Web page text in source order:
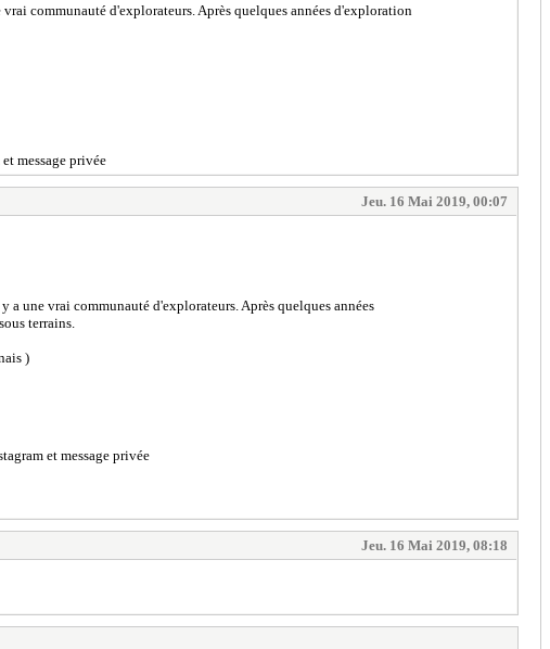
communauté d'explorateurs. Après quelques années d'exploration
message privée
Jeu. 16 Mai 2019, 00:07
une vrai communauté d'explorateurs. Après quelques années
terrains.
)
et message privée
Jeu. 16 Mai 2019, 08:18